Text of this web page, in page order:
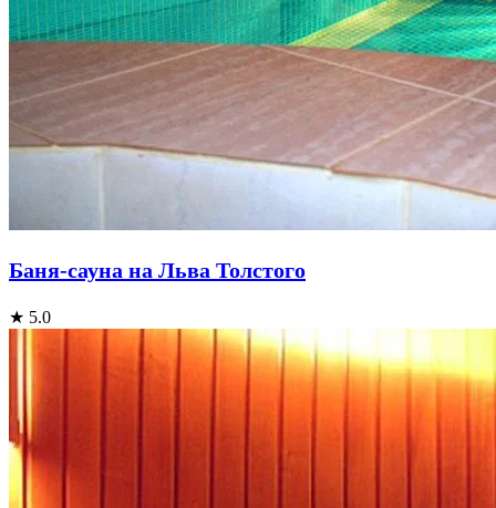
Баня-сауна на Льва Толстого
★ 5.0